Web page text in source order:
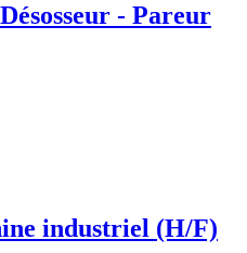
- Pareur
industriel (H/F)